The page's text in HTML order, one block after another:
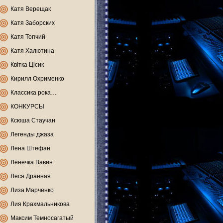
Катя Верещак
Катя Заборских
Катя Топчий
Катя Халютина
Квітка Цісик
Кирилл Охрименко
Классика рока…
КОНКУРСЫ
Ксюша Стаучан
Легенды джаза
Лена Штефан
Лёнечка Вавин
Леся Дранная
Лиза Марченко
Лия Крахмальникова
Максим Темносагатый